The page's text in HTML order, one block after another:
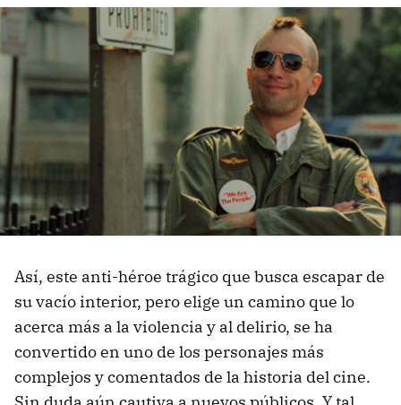
Así, este anti-héroe trágico que busca escapar de
su vacío interior, pero elige un camino que lo
acerca más a la violencia y al delirio, se ha
convertido en uno de los personajes más
complejos y comentados de la historia del cine.